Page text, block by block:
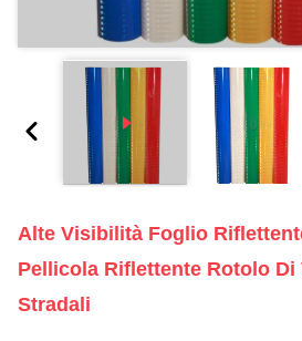
Alte Visibilità Foglio
Pellicola Riflettente Rotolo Di
Stradali